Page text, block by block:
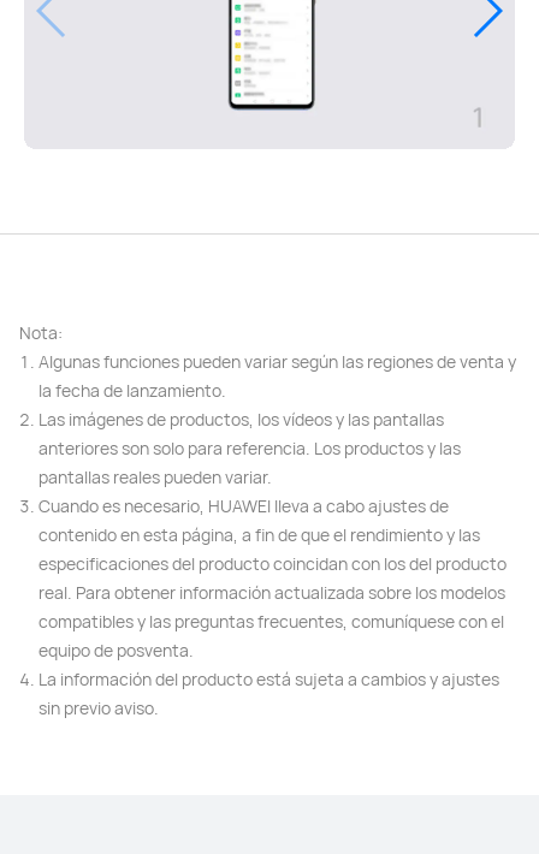
Nota:
Algunas funciones pueden variar según las regiones de venta y
la fecha de lanzamiento.
Las imágenes de productos, los vídeos y las pantallas
anteriores son solo para referencia. Los productos y las
pantallas reales pueden variar.
Cuando es necesario, HUAWEI lleva a cabo ajustes de
contenido en esta página, a fin de que el rendimiento y las
especificaciones del producto coincidan con los del producto
real. Para obtener información actualizada sobre los modelos
compatibles y las preguntas frecuentes, comuníquese con el
equipo de posventa.
La información del producto está sujeta a cambios y ajustes
sin previo aviso.